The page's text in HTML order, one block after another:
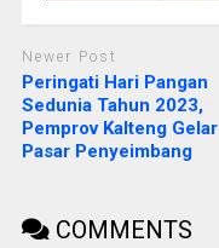
Newer Post
Peringati Hari Pangan
Sedunia Tahun 2023,
Pemprov Kalteng Gelar
Pasar Penyeimbang
COMMENTS